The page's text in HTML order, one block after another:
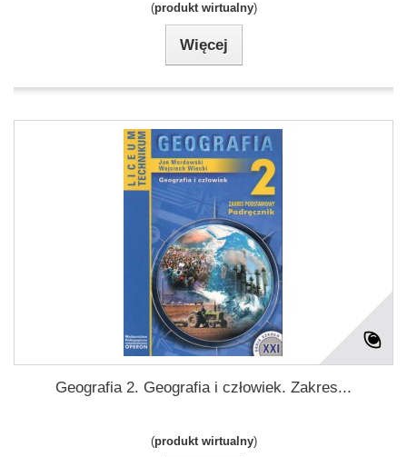
(produkt wirtualny)
Więcej
Geografia 2. Geografia i człowiek. Zakres...
(produkt wirtualny)